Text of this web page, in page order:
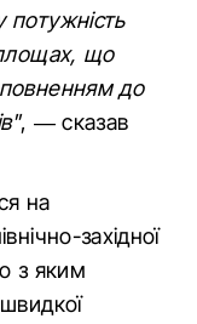
що
до
, — сказав
на
західної
з яким